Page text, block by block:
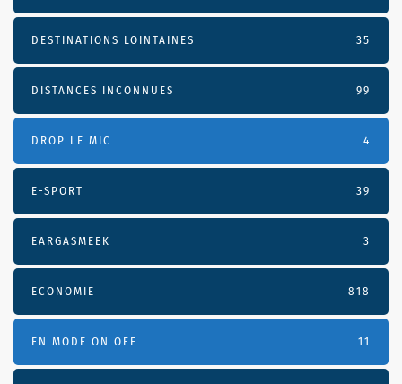
DESTINATIONS LOINTAINES 35
DISTANCES INCONNUES 99
DROP LE MIC 4
E-SPORT 39
EARGASMEEK 3
ECONOMIE 818
EN MODE ON OFF 11